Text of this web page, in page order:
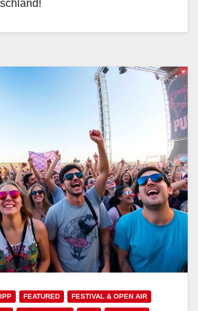
FEATURED FESTIVAL & OPEN AIR